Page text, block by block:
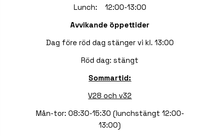
Lunch: 12:00-13:00
Avvikande öppettider
Dag före röd dag stänger vi kl. 13:00
Röd dag: stängt
Sommartid:
V28 och v32
Mån-tor: 08:30-15:30 (lunchstängt 12:00-
13:00)